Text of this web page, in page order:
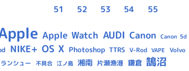
51
52 53 54 55
Apple Watch AUDI Canon Canon 5d
NIKE+ OS X Photoshop TTRS V-Rod VAPE Volvo
ランシュー 不具合 江ノ島 湘南 片瀬漁港 鎌倉 鵠沼